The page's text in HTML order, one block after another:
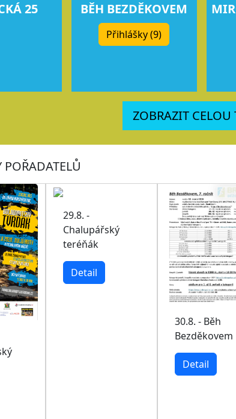
25 BĚH BEZDĚKOVEM
Přihlášky (9)
ZOBRAZIT
POŘADATELŮ
29.8. -
Chalupářský
teréňák
Detail
30.8. - Běh
Bezděkovem
Detail